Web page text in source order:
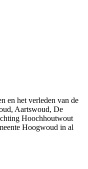
en het verleden van de
Aartswoud, De
Hoochhoutwout
Hoogwoud in al